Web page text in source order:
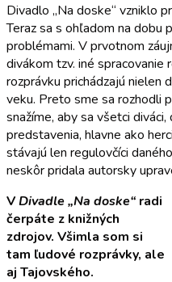
Divadlo „Na doske“ vzniklo
Teraz sa s ohľadom na dobu
problémami. V prvotnom
divákom tzv. iné spracovanie
rozprávku prichádzajú nielen
veku. Preto sme sa rozhodli
snažíme, aby sa všetci
predstavenia, hlavne ako
stávajú len regulovčíci
neskôr pridala autorsky
VDivadle „Na doske“ radi
čerpáte z knižných
zdrojov. Všimla som si
tam ľudové rozprávky, ale
aj Tajovského.